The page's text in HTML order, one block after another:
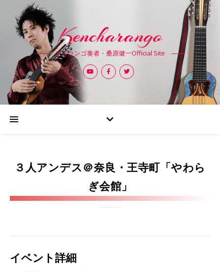
Kencharango
チャランゴ奏者・桑原健一Official Site
３人アンデス＠奈良・王寺町「やわら
ぎ会館」
イベント詳細